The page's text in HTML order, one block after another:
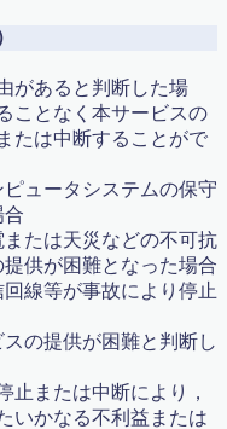
があると判断した場
ことなく本サービスの
たは中断することがで
ュータシステムの保守
合
たは天災などの不可抗
供が困難となった場合
線等が事故により停止
の提供が困難と判断し
止または中断により，
いかなる不利益または